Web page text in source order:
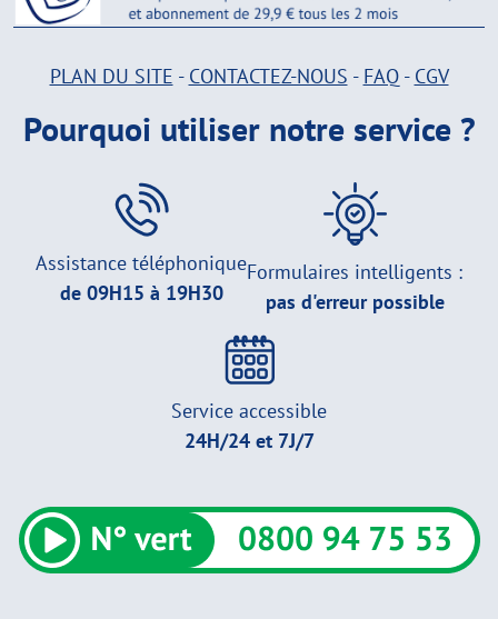
PLAN DU SITE - CONTACTEZ-NOUS - FAQ- CGV
Pourquoi utiliser notre service ?
Assistance téléphonique
de 09H15 à 19H30
Formulaires intelligents :
pas d'erreur possible
Service accessible
24H/24 et 7J/7